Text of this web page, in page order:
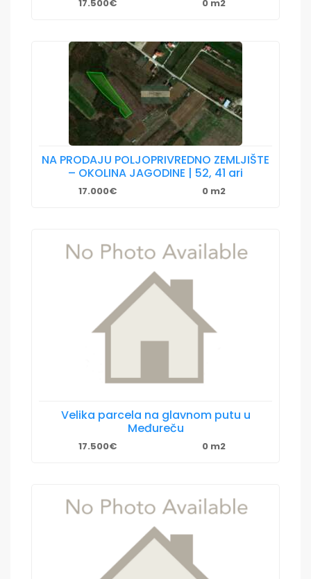
17.500€ 0 m2
NA PRODAJU POLJOPRIVREDNO ZEMLJIŠTE
– OKOLINA JAGODINE | 52, 41 ari
17.000€ 0 m2
Velika parcela na glavnom putu u
Međureču
17.500€ 0 m2